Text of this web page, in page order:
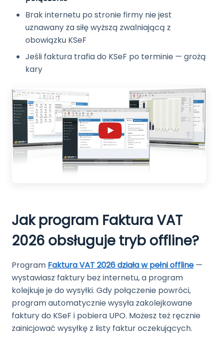
Brak internetu po stronie firmy nie jest
uznawany za siłę wyższą zwalniającą z
obowiązku KSeF
Jeśli faktura trafia do KSeF po terminie — grożą
kary
Jak program Faktura VAT
2026 obsługuje tryb offline?
Program Faktura VAT 2026 działa w pełni offline —
wystawiasz faktury bez internetu, a program
kolejkuje je do wysyłki. Gdy połączenie powróci,
program automatycznie wysyła zakolejkowane
faktury do KSeF i pobiera UPO. Możesz też ręcznie
zainicjować wysyłkę z listy faktur oczekujących.